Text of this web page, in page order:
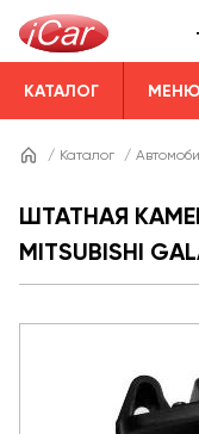
КАТАЛОГ МЕНЮ
/ Каталог /
ШТАТНАЯ
MITSUBISHI